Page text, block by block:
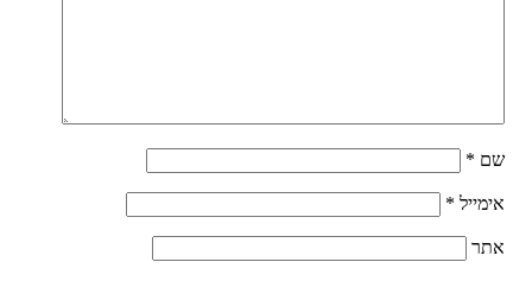
שם *
אימייל *
אתר